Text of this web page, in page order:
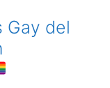
Gay del